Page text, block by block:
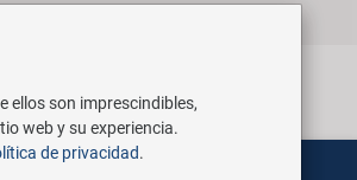
ellos son imprescindibles,
web y su experiencia.
de privacidad.